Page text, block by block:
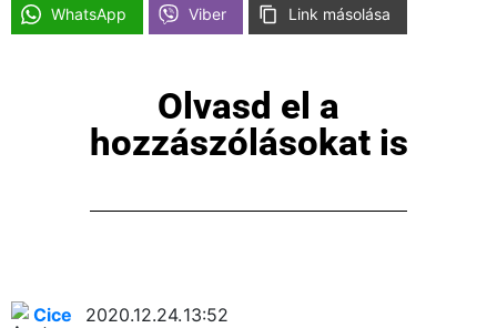
WhatsApp Viber Link másolása
Olvasd el a
hozzászólásokat is
Cice 2020.12.24. 13:52